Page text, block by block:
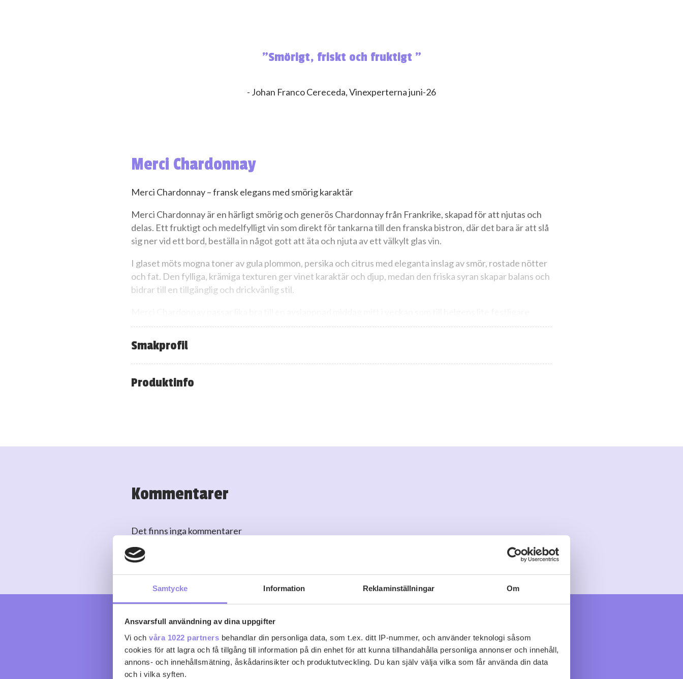
Samtycke Information Reklaminställningar Om
Ansvarsfull användning av dina uppgifter
Vi och våra 1022 partners behandlar din personliga data, som t.ex. ditt IP-nummer, och använder teknologi såsom
cookies för att lagra och få tillgång till information på din enhet för att kunna tillhandahålla personliga annonser och innehåll,
annons- och innehållsmätning, åskådarinsikter och produktutveckling. Du kan själv välja vilka som får använda din data
och i vilka syften.
”Smörigt, friskt och fruktigt ”
- Johan Franco Cereceda, Vinexperterna juni-26
Merci Chardonnay
Merci Chardonnay – fransk elegans med smörig karaktär
Merci Chardonnay är en härligt smörig och generös Chardonnay från Frankrike, skapad för att njutas och
delas. Ett fruktigt och medelfylligt vin som direkt för tankarna till den franska bistron, där det bara är att slå
sig ner vid ett bord, beställa in något gott att äta och njuta av ett välkylt glas vin.
I glaset möts mogna toner av gula plommon, persika och citrus med eleganta inslag av smör, rostade nötter
och fat. Den fylliga, krämiga texturen ger vinet karaktär och djup, medan den friska syran skapar balans och
bidrar till en tillgänglig och drickvänlig stil.
måltider. Servera gärna till grillad lax, torsk eller havskräftor med citron, eller tillsammans med en krämig
fisksoppa och andra smakrika fisk- och skaldjursrätter. Vinet är också en utmärkt följeslagare till örtrostad
kyckling med gräddig citronsås och ugnsrostad potatis. Eller varför inte bara avnjuta till lite salta chips?
fransk vinupplevelse med lyxig känsla.
🌟”Frisk och krämig Chardonnay med karaktär.”
🌟”Lätt att tycka om.”
🌟”En chardonnay som kombinerar fräschör och djup på ett övertygande sätt”
– Anna-Karin Thunborg, Vinexperterna juni 2026
Smakprofil
Produktinfo
Kommentarer
Det finns inga kommentarer
Logga in
Liknande dryck